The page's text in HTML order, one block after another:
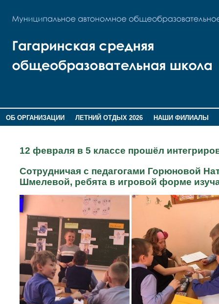
ОБ ОРГАНИЗАЦИИ ЛЕТНИЙ ОТДЫХ 2026
НАШИ ФИЛИАЛЫ
12 февраля в 5 классе прошёл
Сотрудничая с педагогами Горюновой
Шмелевой, ребята в игровой форме